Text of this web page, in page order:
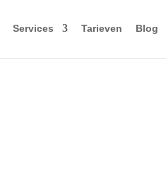
Services Tarieven Blog